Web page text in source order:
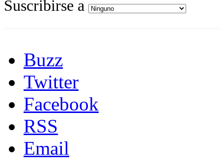
Suscribirse a
Buzz
Twitter
Facebook
RSS
Email